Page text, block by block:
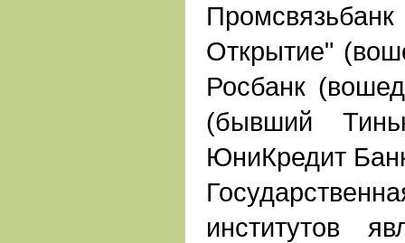
Открытие"
Росбанк
(бывший
ЮниКредит
институтов